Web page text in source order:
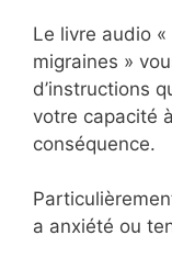
Le livre audio
migraines »
d’instructions
votre capacité
conséquence.
a anxiété ou